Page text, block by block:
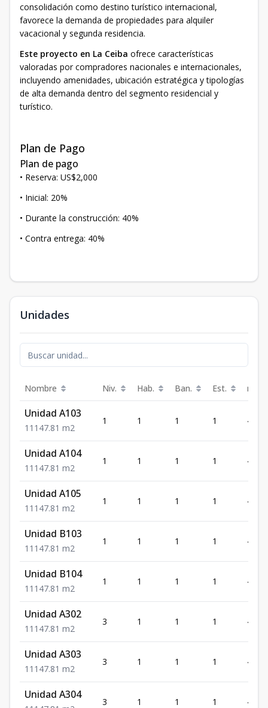
consolidación como destino turístico internacional,
favorece la demanda de propiedades para alquiler
vacacional y segunda residencia.
Este proyecto en La Ceiba ofrece características
valoradas por compradores nacionales e internacionales,
incluyendo amenidades, ubicación estratégica y tipologías
de alta demanda dentro del segmento residencial y
turístico.
Plan de Pago
Plan de pago
• Reserva: US$2,000
• Inicial: 20%
• Durante la construcción: 40%
• Contra entrega: 40%
Unidades
Nombre Niv. Hab. Ban. Est. m²
Unidad A103
1 1 1 47.81 m2
1 1 1 1 47.81
Unidad A104
1 1 1 47.81 m2
1 1 1 1 47.81
Unidad A105
1 1 1 47.81 m2
1 1 1 1 47.81
Unidad B103
1 1 1 47.81 m2
1 1 1 1 47.81
Unidad B104
1 1 1 47.81 m2
1 1 1 1 47.81
Unidad A302
1 1 1 47.81 m2
3 1 1 1 47.81
Unidad A303
1 1 1 47.81 m2
3 1 1 1 47.81
Unidad A304
3 1 1 1 47.81